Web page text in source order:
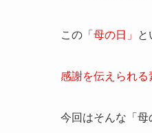
この 「母の日」 と
感謝を伝えられる
今回はそんな「